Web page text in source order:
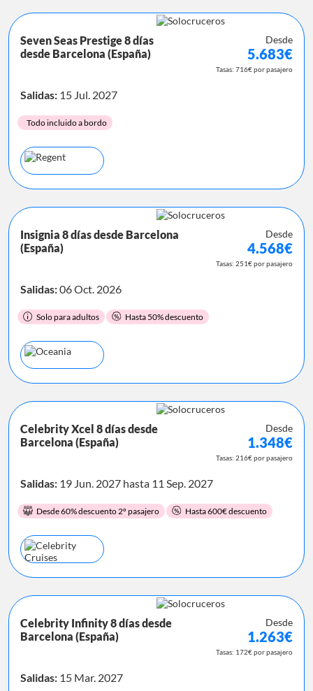
Seven Seas Prestige 8 días
desde Barcelona (España)
Desde
5.683€
Tasas: 716€ por pasajero
Salidas: 15 Jul. 2027
Todo incluido a bordo
Insignia 8 días desde Barcelona
(España)
Desde
4.568€
Tasas: 251€ por pasajero
Salidas:06 Oct. 2026
Solo para adultos Hasta 50% descuento
Celebrity Xcel 8 días desde
Barcelona (España)
Desde
1.348€
Tasas: 216€ por pasajero
Salidas: 19 Jun. 2027 hasta 11 Sep. 2027
Desde 60% descuento 2º pasajero Hasta 600€ descuento
Celebrity Infinity 8 días desde
Barcelona (España)
Desde
1.263€
Tasas: 172€ por pasajero
Salidas: 15 Mar. 2027